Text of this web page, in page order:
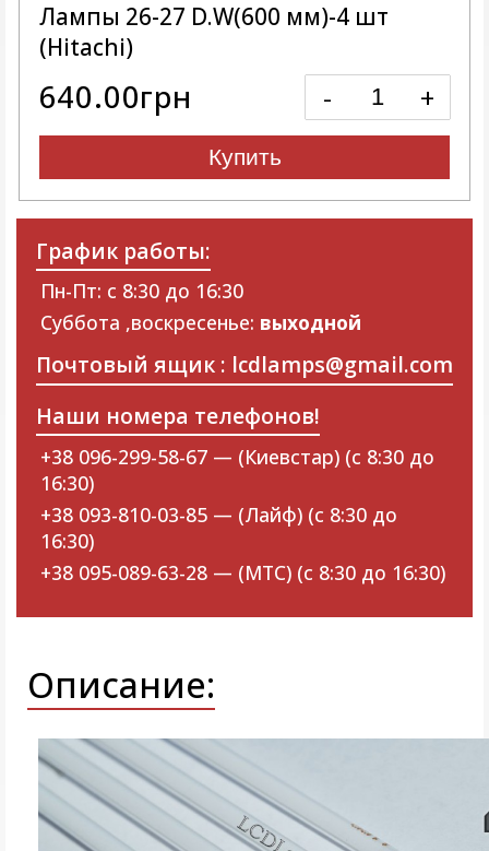
Описание:
Лампы 26-27 D.W(600 мм)-4 шт
(Hitachi)
640.00грн - +
Купить
График работы:
Пн-Пт: с 8:30 до 16:30
Суббота ,воскресенье: выходной
Почтовый ящик : lcdlamps@gmail.com
Наши номера телефонов!
+38 096-299-58-67 — (Киевстар) (с 8:30 до
16:30)
+38 093-810-03-85 — (Лайф) (с 8:30 до
16:30)
+38 095-089-63-28 — (МТС) (с 8:30 до 16:30)